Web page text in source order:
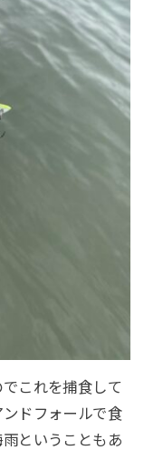
これを捕食して
ドフォールで食
ということもあ